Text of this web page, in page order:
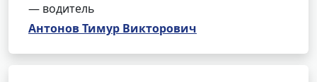
— водитель
Антонов Тимур Викторович